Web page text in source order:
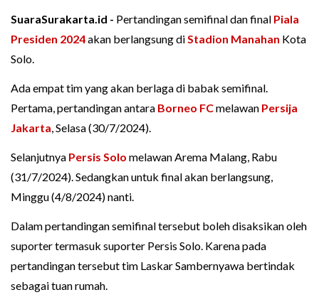
SuaraSurakarta.id - Pertandingan semifinal dan final Piala
Presiden 2024akan berlangsung diStadion Manahan Kota
Solo.
Ada empat tim yang akan berlaga di babak semifinal.
Pertama, pertandingan antara Borneo FCmelawan Persija
Jakarta, Selasa (30/7/2024).
Selanjutnya Persis Solo melawan Arema Malang, Rabu
(31/7/2024). Sedangkan untuk final akan berlangsung,
Minggu (4/8/2024) nanti.
Dalam pertandingan semifinal tersebut boleh disaksikan oleh
suporter termasuk suporter Persis Solo. Karena pada
pertandingan tersebut tim Laskar Sambernyawa bertindak
sebagai tuan rumah.